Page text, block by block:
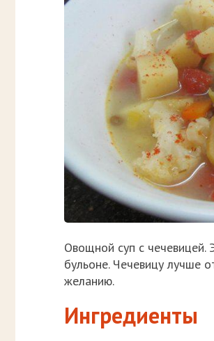
Овощной суп с чечевицей.
бульоне. Чечевицу лучше
желанию.
Ингредиенты